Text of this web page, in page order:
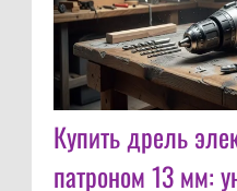
Купить дрель
патроном 13 мм: